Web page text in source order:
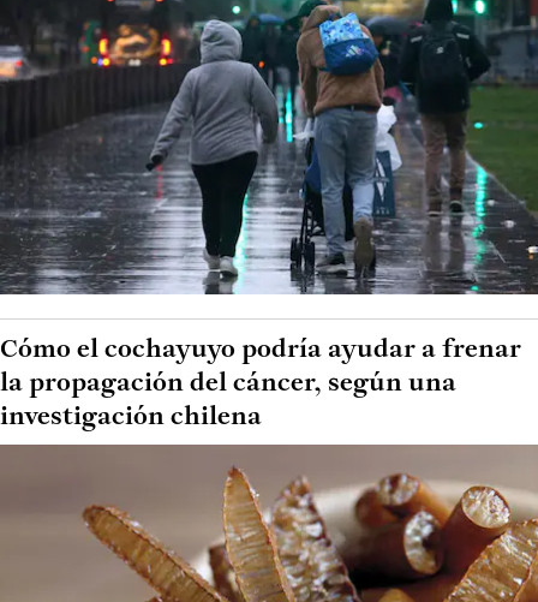
Cómo el cochayuyo podría ayudar a frenar
la propagación del cáncer, según una
investigación chilena